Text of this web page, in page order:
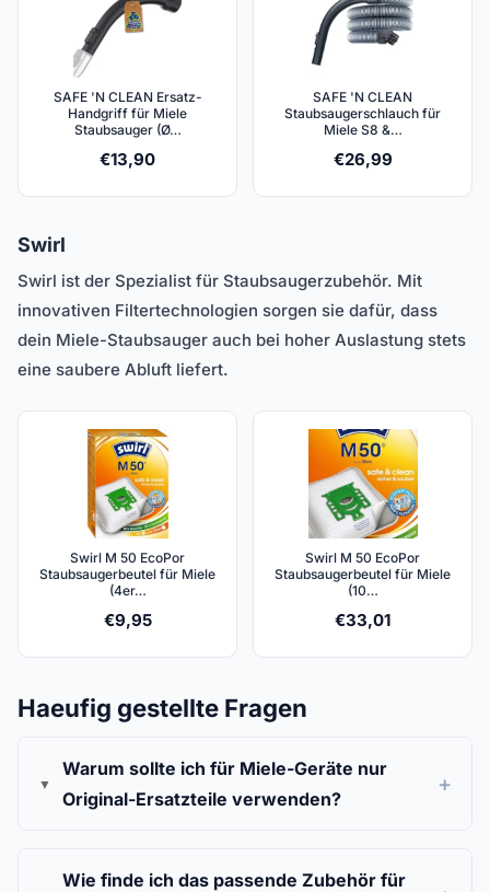
SAFE 'N CLEAN Ersatz-
Handgriff für Miele
Staubsauger (Ø…
€13,90
SAFE 'N CLEAN
Staubsaugerschlauch für
Miele S8 &…
€26,99
Swirl
Swirl ist der Spezialist für Staubsaugerzubehör. Mit
innovativen Filtertechnologien sorgen sie dafür, dass
dein Miele-Staubsauger auch bei hoher Auslastung stets
eine saubere Abluft liefert.
Swirl M 50 EcoPor
Staubsaugerbeutel für Miele
(4er…
€9,95
Swirl M 50 EcoPor
Staubsaugerbeutel für Miele
(10…
€33,01
Haeufig gestellte Fragen
Warum sollte ich für Miele-Geräte nur
Original-Ersatzteile verwenden?
Wie finde ich das passende Zubehör für